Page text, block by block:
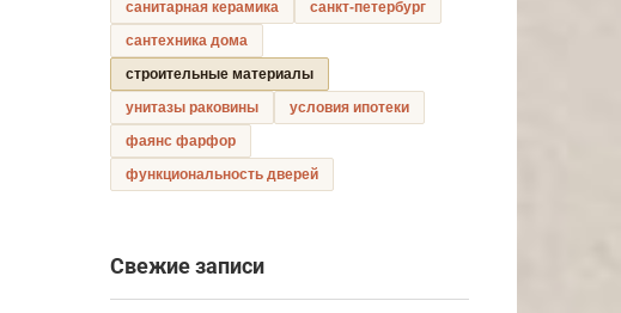
санитарная керамика
санкт-петербург
сантехника дома
строительные материалы
унитазы раковины
условия ипотеки
фаянс фарфор
функциональность дверей
Свежие записи